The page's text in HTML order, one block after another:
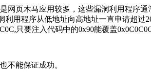
网页木马应用较多，这些漏洞利用程序
利用程序从低地址向高地址一直申请超
只要注入代码中的0x90能覆盖
不能保证成功。